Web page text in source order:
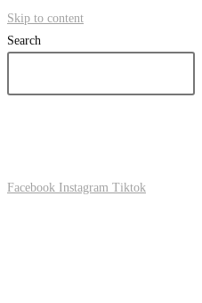
Skip to content
Search
Facebook Instagram Tiktok